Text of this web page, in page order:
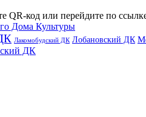
QR-код или перейдите по
Дома Культуры
Лакомобудский ДК Лобановский ДК
ДК